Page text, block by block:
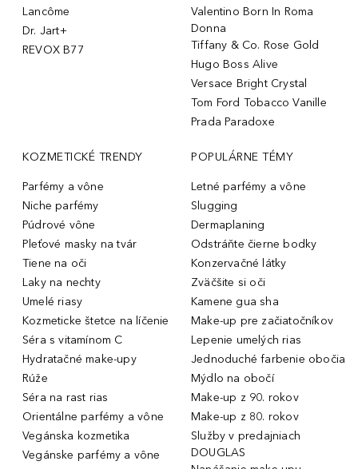
Lancôme
Dr. Jart+
REVOX B77
Valentino Born In Roma
Donna
Tiffany & Co. Rose Gold
Hugo Boss Alive
Versace Bright Crystal
Tom Ford Tobacco Vanille
Prada Paradoxe
KOZMETICKÉ TRENDY
Parfémy a vône
Niche parfémy
Púdrové vône
Pleťové masky na tvár
Tiene na oči
Laky na nechty
Umelé riasy
Kozmeticke štetce na líčenie
Séra s vitamínom C
Hydratačné make-upy
Rúže
Séra na rast rias
Orientálne parfémy a vône
Vegánska kozmetika
Vegánske parfémy a vône
POPULÁRNE TÉMY
Letné parfémy a vône
Slugging
Dermaplaning
Odstráňte čierne bodky
Konzervačné látky
Zväčšite si oči
Kamene gua sha
Make-up pre začiatočníkov
Lepenie umelých rias
Jednoduché farbenie obočia
Mýdlo na obočí
Make-up z 90. rokov
Make-up z 80. rokov
Služby v predajniach
DOUGLAS